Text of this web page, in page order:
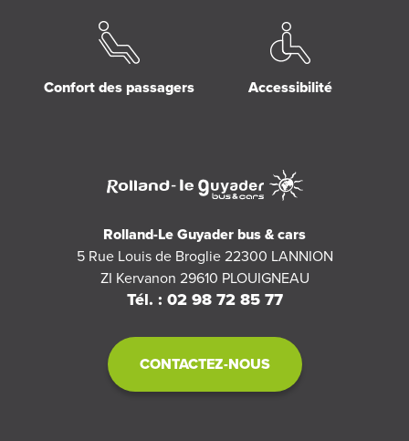
Confort des passagers Accessibilité
Rolland-Le Guyader bus & cars
5 Rue Louis de Broglie 22300 LANNION
ZI Kervanon 29610 PLOUIGNEAU
Tél. : 02 98 72 85 77
CONTACTEZ-NOUS